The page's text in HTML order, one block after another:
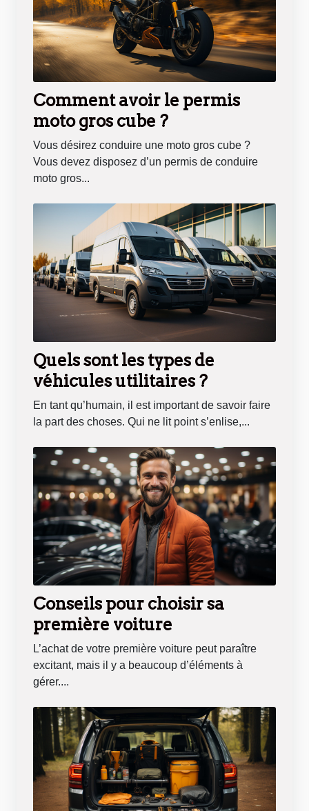
Comment avoir le permis
moto gros cube ?
Vous désirez conduire une moto gros cube ?
Vous devez disposez d’un permis de conduire
moto gros...
Quels sont les types de
véhicules utilitaires ?
En tant qu’humain, il est important de savoir faire
la part des choses. Qui ne lit point s’enlise,...
Conseils pour choisir sa
première voiture
L’achat de votre première voiture peut paraître
excitant, mais il y a beaucoup d’éléments à
gérer....